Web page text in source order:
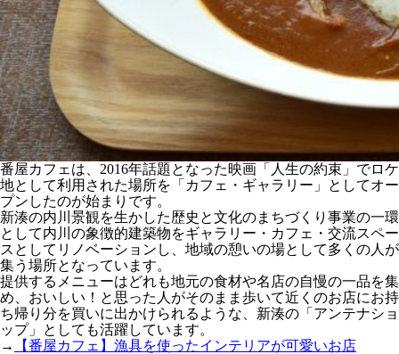
番屋カフェは、2016年話題となった映画「人生の約束」でロケ
地として利用された場所を「カフェ・ギャラリー」としてオー
プンしたのが始まりです。
新湊の内川景観を生かした歴史と文化のまちづくり事業の一環
として内川の象徴的建築物をギャラリー・カフェ・交流スペー
スとしてリノベーションし、地域の憩いの場として多くの人が
集う場所となっています。
提供するメニューはどれも地元の食材や名店の自慢の一品を集
め、おいしい！と思った人がそのまま歩いて近くのお店にお持
ち帰り分を買いに出かけられるような、新湊の「アンテナショ
ップ」としても活躍しています。
→
【番屋カフェ】漁具を使ったインテリアが可愛いお店